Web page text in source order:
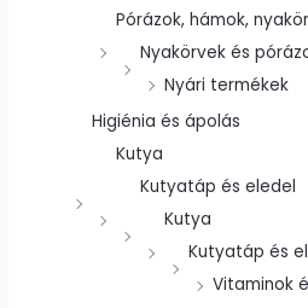
Pórázok, hámok,
Nyakörvek és
Nyári termékek
Higiénia és ápolás
Kutya
Kutyatáp és eledel
Kutya
Kutyatáp és
Vitaminok